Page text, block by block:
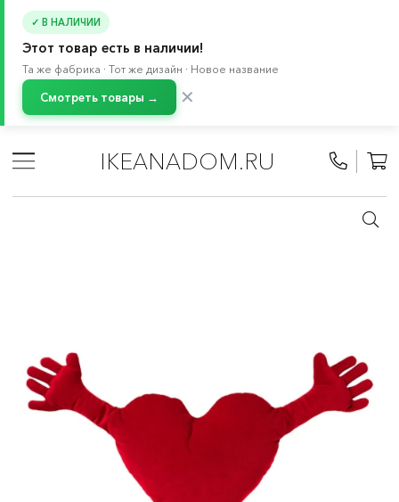
✓ В НАЛИЧИИ
Этот товар есть в наличии!
Та же фабрика · Тот же дизайн · Новое название
Смотреть товары → ✕
IKEANADOM.RU
Текстиль для спальни
Декоративные подушки и чехлы
/
Декоративные подушки и покрывала для детей